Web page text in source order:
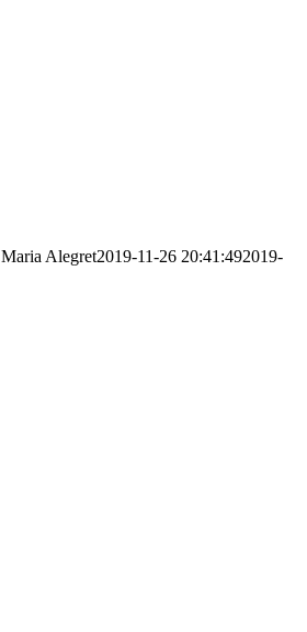
Maria Alegret2019-11-26 20:41:492019-